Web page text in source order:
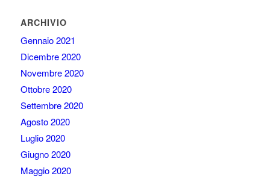
ARCHIVIO
Gennaio 2021
Dicembre 2020
Novembre 2020
Ottobre 2020
Settembre 2020
Agosto 2020
Luglio 2020
Giugno 2020
Maggio 2020